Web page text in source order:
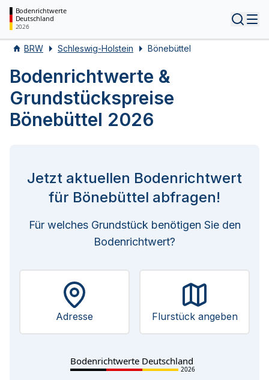
Bodenrichtwerte
Deutschland
2026
BRW Schleswig-Holstein Bönebüttel
Bodenrichtwerte &
Grundstückspreise
Bönebüttel 2026
Jetzt aktuellen Bodenrichtwert
für Bönebüttel abfragen!
Für welches Grundstück benötigen Sie den
Bodenrichtwert?
Adresse Flurstück angeben
Bodenrichtwerte Deutschland
2026